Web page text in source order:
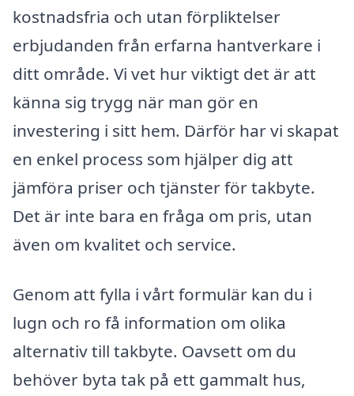
kostnadsfria och utan förpliktelser
erbjudanden från erfarna hantverkare i
ditt område. Vi vet hur viktigt det är att
känna sig trygg när man gör en
investering i sitt hem. Därför har vi skapat
en enkel process som hjälper dig att
jämföra priser och tjänster för takbyte.
Det är inte bara en fråga om pris, utan
även om kvalitet och service.
Genom att fylla i vårt formulär kan du i
lugn och ro få information om olika
alternativ till takbyte. Oavsett om du
behöver byta tak på ett gammalt hus,